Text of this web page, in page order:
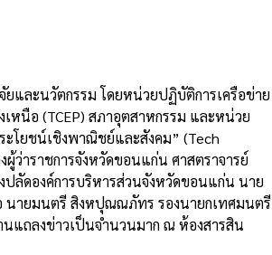
และนวัตกรรม โดยหน่วยปฏิบัติการเครือข่าย
หนือ (TCEP) สภาอุตสาหกรรม และหน่วย
ะโยชน์เชิงพาณิชย์และสังคม” (Tech
ว่าราชการจังหวัดขอนแก่น ศาสตราจารย์
ลัดองค์การบริหารส่วนจังหวัดขอนแก่น นาย
นายมนตรี สิงหปุณณภัทร รองนายกเทศมนตรี
ถลงข่าวเป็นจำนวนมาก ณ ห้องสารสิน